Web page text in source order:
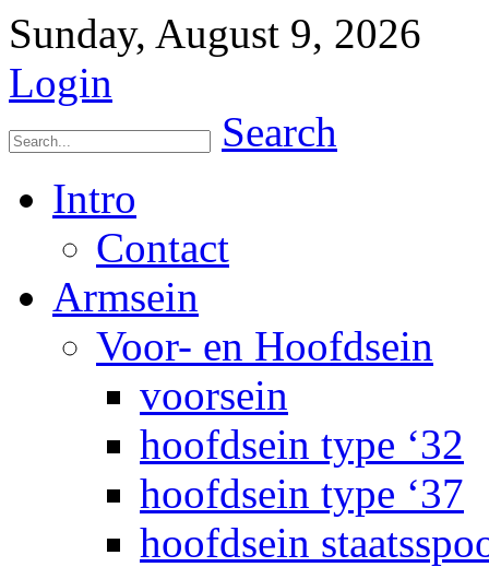
Sunday, August 9, 2026
Login
Search
Intro
Contact
Armsein
Voor- en Hoofdsein
voorsein
hoofdsein type ‘32
hoofdsein type ‘37
hoofdsein